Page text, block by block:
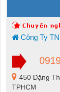
Công Ty
450 Đặng
TPHCM